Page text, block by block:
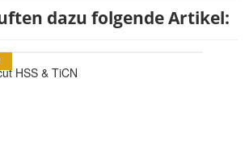
dazu folgende Artikel:
HSS & TiCN